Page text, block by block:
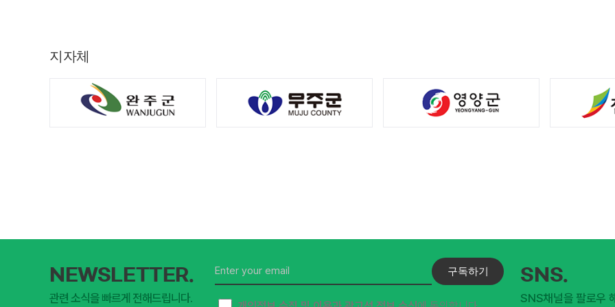
지자체
NEWSLETTER.
관련 소식을 빠르게 전해드립니다.
구독하기 SNS.
SNS채널을 팔로우